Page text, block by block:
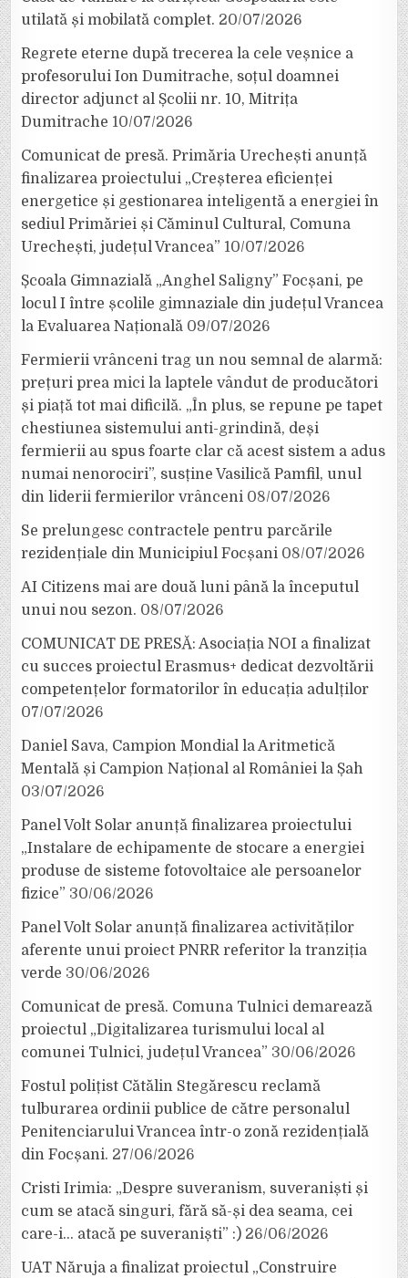
utilată și mobilată complet. 20/07/2026
Regrete eterne după trecerea la cele veșnice a
profesorului Ion Dumitrache, soțul doamnei
director adjunct al Școlii nr. 10, Mitrița
Dumitrache 10/07/2026
Comunicat de presă. Primăria Urechești anunță
finalizarea proiectului „Creșterea eficienței
energetice și gestionarea inteligentă a energiei în
sediul Primăriei și Căminul Cultural, Comuna
Urechești, județul Vrancea” 10/07/2026
Școala Gimnazială „Anghel Saligny” Focșani, pe
locul I între școlile gimnaziale din județul Vrancea
la Evaluarea Națională 09/07/2026
Fermierii vrânceni trag un nou semnal de alarmă:
prețuri prea mici la laptele vândut de producători
și piață tot mai dificilă. „În plus, se repune pe tapet
chestiunea sistemului anti-grindină, deși
fermierii au spus foarte clar că acest sistem a adus
numai nenorociri”, susține Vasilică Pamfil, unul
din liderii fermierilor vrânceni 08/07/2026
Se prelungesc contractele pentru parcările
rezidențiale din Municipiul Focșani 08/07/2026
AI Citizens mai are două luni până la începutul
unui nou sezon. 08/07/2026
COMUNICAT DE PRESĂ: Asociația NOI a finalizat
cu succes proiectul Erasmus+ dedicat dezvoltării
competențelor formatorilor în educația adulților
07/07/2026
Daniel Sava, Campion Mondial la Aritmetică
Mentală și Campion Național al României la Șah
03/07/2026
Panel Volt Solar anunță finalizarea proiectului
„Instalare de echipamente de stocare a energiei
produse de sisteme fotovoltaice ale persoanelor
fizice” 30/06/2026
Panel Volt Solar anunță finalizarea activităților
aferente unui proiect PNRR referitor la tranziția
verde 30/06/2026
Comunicat de presă. Comuna Tulnici demarează
proiectul „Digitalizarea turismului local al
comunei Tulnici, județul Vrancea” 30/06/2026
Fostul polițist Cătălin Stegărescu reclamă
tulburarea ordinii publice de către personalul
Penitenciarului Vrancea într-o zonă rezidențială
din Focșani. 27/06/2026
Cristi Irimia: „Despre suveranism, suveraniști și
cum se atacă singuri, fără să-și dea seama, cei
care-i… atacă pe suveraniști” :) 26/06/2026
UAT Năruja a finalizat proiectul „Construire